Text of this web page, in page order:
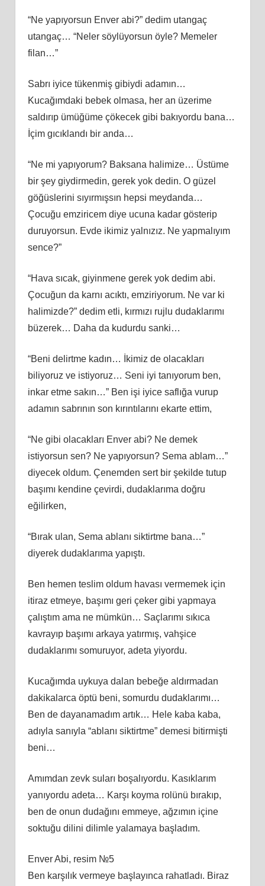
“Ne yapıyorsun Enver abi?” dedim utangaç
utangaç… “Neler söylüyorsun öyle? Memeler
filan…”
Sabrı iyice tükenmiş gibiydi adamın…
Kucağımdaki bebek olmasa, her an üzerime
saldırıp ümüğüme çökecek gibi bakıyordu bana…
İçim gıcıklandı bir anda…
“Ne mi yapıyorum? Baksana halimize… Üstüme
bir şey giydirmedin, gerek yok dedin. O güzel
göğüslerini sıyırmışsın hepsi meydanda…
Çocuğu emziricem diye ucuna kadar gösterip
duruyorsun. Evde ikimiz yalnızız. Ne yapmalıyım
sence?”
“Hava sıcak, giyinmene gerek yok dedim abi.
Çocuğun da karnı acıktı, emziriyorum. Ne var ki
halimizde?” dedim etli, kırmızı rujlu dudaklarımı
büzerek… Daha da kudurdu sanki…
“Beni delirtme kadın… İkimiz de olacakları
biliyoruz ve istiyoruz… Seni iyi tanıyorum ben,
inkar etme sakın…” Ben işi iyice saflığa vurup
adamın sabrının son kırıntılarını ekarte ettim,
“Ne gibi olacakları Enver abi? Ne demek
istiyorsun sen? Ne yapıyorsun? Sema ablam…”
diyecek oldum. Çenemden sert bir şekilde tutup
başımı kendine çevirdi, dudaklarıma doğru
eğilirken,
“Bırak ulan, Sema ablanı siktirtme bana…”
diyerek dudaklarıma yapıştı.
Ben hemen teslim oldum havası vermemek için
itiraz etmeye, başımı geri çeker gibi yapmaya
çalıştım ama ne mümkün… Saçlarımı sıkıca
kavrayıp başımı arkaya yatırmış, vahşice
dudaklarımı somuruyor, adeta yiyordu.
Kucağımda uykuya dalan bebeğe aldırmadan
dakikalarca öptü beni, somurdu dudaklarımı…
Ben de dayanamadım artık… Hele kaba kaba,
adıyla sanıyla “ablanı siktirtme” demesi bitirmişti
beni…
Amımdan zevk suları boşalıyordu. Kasıklarım
yanıyordu adeta… Karşı koyma rolünü bırakıp,
ben de onun dudağını emmeye, ağzımın içine
soktuğu dilini dilimle yalamaya başladım.
Enver Abi, resim №5
Ben karşılık vermeye başlayınca rahatladı. Biraz